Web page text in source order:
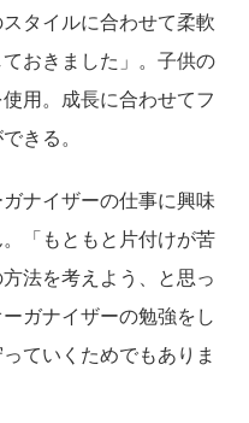
タイルに合わせて柔軟
おきました」。子供の
用。成長に合わせてフ
きる。
ナイザーの仕事に興味
「もともと片付けが苦
法を考えよう、と思っ
ガナイザーの勉強をし
ていくためでもありま